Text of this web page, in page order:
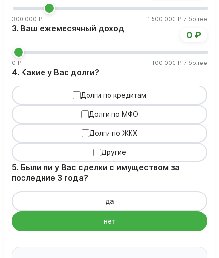
300 000 ₽ 1 500 000 ₽ и более
3. Ваш ежемесячный доход
0 ₽ 100 000 ₽ и более
0 ₽
4. Какие у Вас долги?
Долги по кредитам
Долги по МФО
Долги по ЖКХ
Другие
5. Были ли у Вас сделки с имуществом за
последние 3 года?
да
нет